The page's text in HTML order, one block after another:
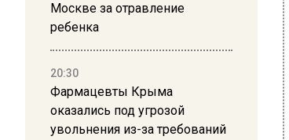
Москве за отравление
ребенка
20:30
Фармацевты Крыма
оказались под угрозой
увольнения из-за требований